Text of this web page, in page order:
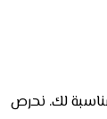
لك. نحرص